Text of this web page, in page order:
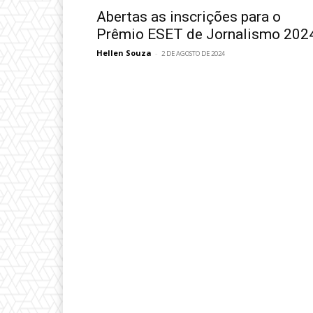
Abertas as inscrições para o
Prêmio ESET de Jornalismo
Hellen Souza - 2 DE AGOSTO DE 2024